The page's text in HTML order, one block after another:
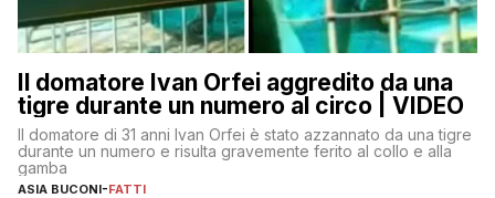
Il domatore Ivan Orfei aggredito da una
tigre durante un numero al circo | VIDEO
Il domatore di 31 anni Ivan Orfei è stato azzannato da una tigre
durante un numero e risulta gravemente ferito al collo e alla
gamba
ASIA BUCONI-FATTI